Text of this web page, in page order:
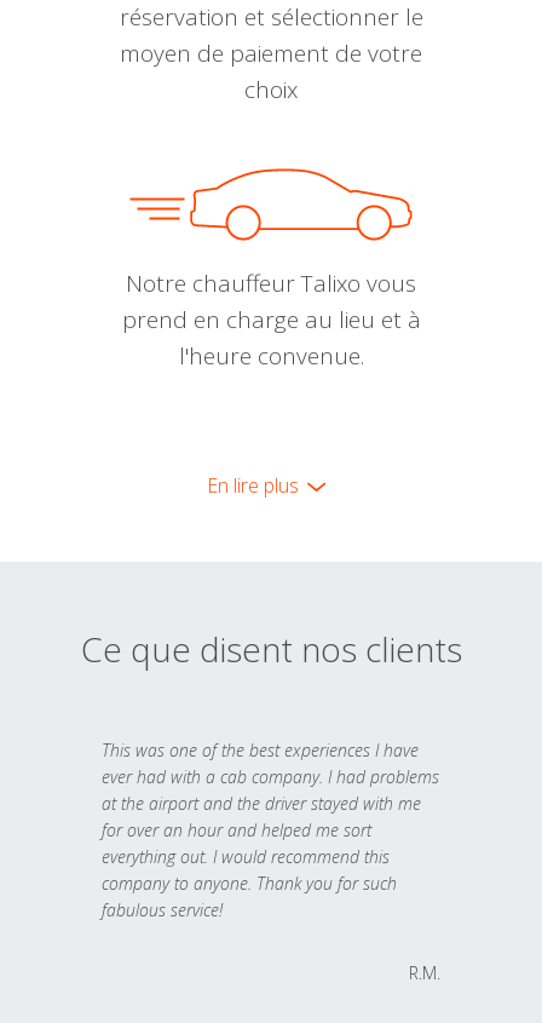
réservation et sélectionner le
moyen de paiement de votre
choix
Notre chauffeur Talixo vous
prend en charge au lieu et à
l'heure convenue.
En lire plus
Ce que disent nos clients
This was one of the best experiences I have
ever had with a cab company. I had problems
at the airport and the driver stayed with me
for over an hour and helped me sort
everything out. I would recommend this
company to anyone. Thank you for such
fabulous service!
R.M.